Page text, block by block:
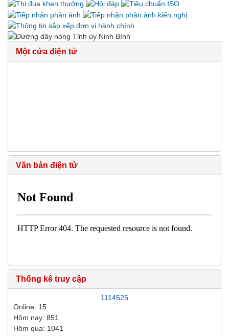
Một cửa điện tử
Văn bản điện tử
Thống kê truy cập
1114525
Online: 15
Hôm nay: 851
Hôm qua: 1041